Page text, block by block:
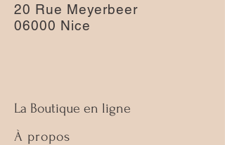
20 Rue Meyerbeer
06000 Nice
La Boutique en ligne
À propos